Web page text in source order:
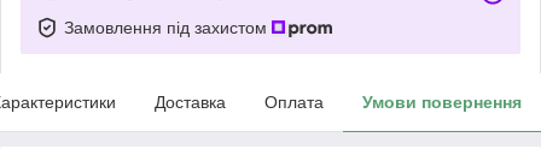
Замовлення під захистом
Доставка Оплата Умови повернення